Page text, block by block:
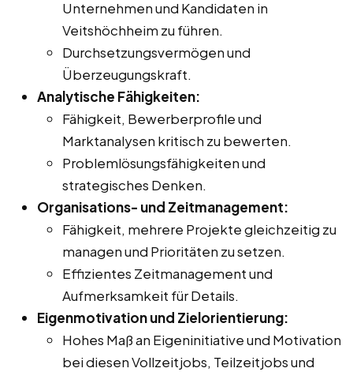
Unternehmen und Kandidaten in
Veitshöchheim zu führen.
Durchsetzungsvermögen und
Überzeugungskraft.
Analytische Fähigkeiten:
Fähigkeit, Bewerberprofile und
Marktanalysen kritisch zu bewerten.
Problemlösungsfähigkeiten und
strategisches Denken.
Organisations- und Zeitmanagement:
Fähigkeit, mehrere Projekte gleichzeitig zu
managen und Prioritäten zu setzen.
Effizientes Zeitmanagement und
Aufmerksamkeit für Details.
Eigenmotivation und Zielorientierung:
Hohes Maß an Eigeninitiative und Motivation
bei diesen Vollzeitjobs, Teilzeitjobs und